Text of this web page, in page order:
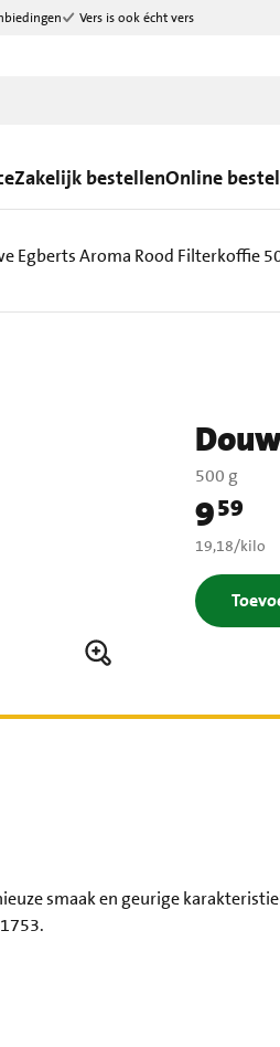
Vers is ook écht vers
Zakelijk bestellenOnline
Egberts Aroma Rood Filterkoffie
500 g
Prijs: € 9,59
959
€ 19,18 per
19,18/kilo
smaak en geurige